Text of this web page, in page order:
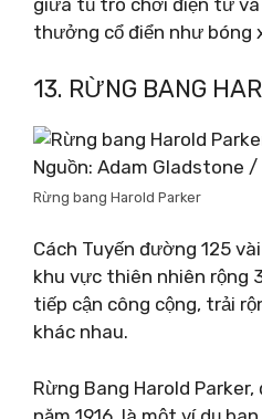
giữa tủ trò chơi điện tử
thưởng cổ điển như bóng
13. RỪNG BANG
Nguồn: Adam Gladstone
Rừng bang Harold Parker
Cách Tuyến đường 125
khu vực thiên nhiên rộng
tiếp cận công cộng, trải
khác nhau.
Rừng Bang Harold